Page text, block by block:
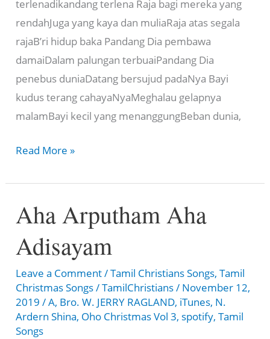
terlenadikandang terlena Raja bagi mereka yang
rendahJuga yang kaya dan muliaRaja atas segala
rajaB’ri hidup baka Pandang Dia pembawa
damaiDalam palungan terbuaiPandang Dia
penebus duniaDatang bersujud padaNya Bayi
kudus terang cahayaNyaMeghalau gelapnya
malamBayi kecil yang menanggungBeban dunia,
Bayi
miskin
dan
papa
lirik
Read More »
Aha Arputham Aha
Adisayam
Leave a Comment/Tamil Christians Songs,Tamil
Christmas Songs/TamilChristians/ November 12,
2019/A, Bro. W. JERRY RAGLAND, iTunes, N.
Ardern Shina, Oho Christmas Vol 3, spotify,Tamil
Songs